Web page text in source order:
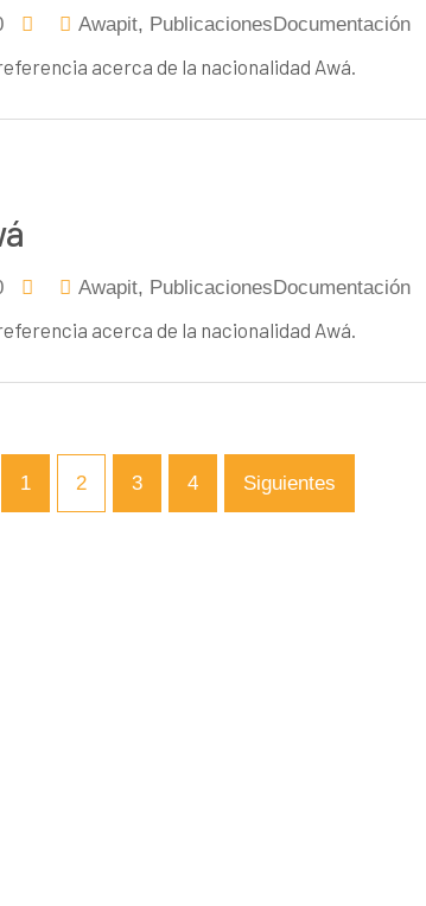
Awapit, PublicacionesDocumentación
acerca de la nacionalidad Awá.
Awapit, PublicacionesDocumentación
acerca de la nacionalidad Awá.
1 2 3 4 Siguientes